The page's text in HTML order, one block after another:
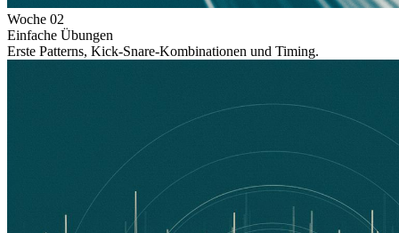
Woche 02
Einfache Übungen
Erste Patterns, Kick-Snare-Kombinationen und Timing.